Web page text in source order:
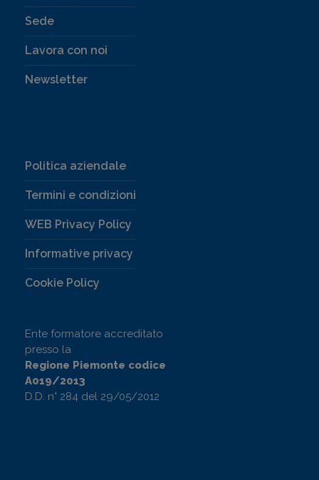
Sede
Lavora con noi
Newsletter
Politica aziendale
Termini e condizioni
WEB Privacy Policy
Informative privacy
Cookie Policy
Ente formatore accreditato
presso la
Regione Piemonte codice
A019/2013
D.D. n° 284 del 29/05/2012